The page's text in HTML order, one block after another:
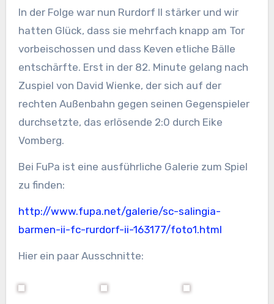
In der Folge war nun Rurdorf II stärker und wir
hatten Glück, dass sie mehrfach knapp am Tor
vorbeischossen und dass Keven etliche Bälle
entschärfte. Erst in der 82. Minute gelang nach
Zuspiel von David Wienke, der sich auf der
rechten Außenbahn gegen seinen Gegenspieler
durchsetzte, das erlösende 2:0 durch Eike
Vomberg.
Bei FuPa ist eine ausführliche Galerie zum Spiel
zu finden:
http://www.fupa.net/galerie/sc-salingia-
barmen-ii-fc-rurdorf-ii-163177/foto1.html
Hier ein paar Ausschnitte: